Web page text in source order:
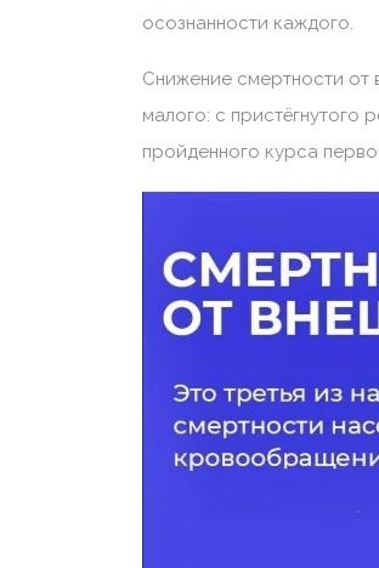
осознанности каждого.
Снижение смертности от
малого: с пристёгнутого
пройденного курса